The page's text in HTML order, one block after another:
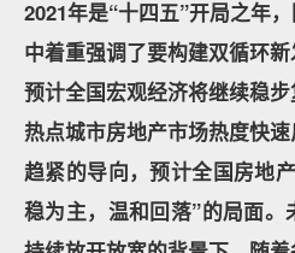
2021年是“十四五”开局之年
中着重强调了要构建双循环新
预计全国宏观经济将继续稳
热点城市房地产市场热度快
趋紧的导向，预计全国房地
稳为主，温和回落”的局面